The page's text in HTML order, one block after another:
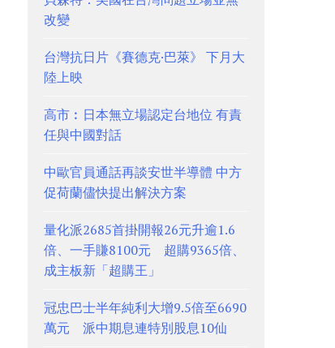
改變
台灣抗日片《賽德克·巴萊》 下月大
陸上映
高市︰日本無立場認定台地位 有責
任與中國對話
中歐官員通話再談安世半導體 中方
促荷蘭儘快提出解決方案
量化派2685首掛開報26元升逾1.6
倍、一手賺8100元 超購9365倍、
成主板新「超購王」
冠忠巴士半年純利大增9.5倍至6690
萬元 派中期息連特別股息10仙